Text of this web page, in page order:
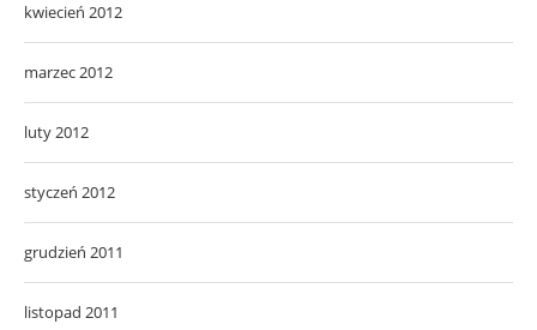
kwiecień 2012
marzec 2012
luty 2012
styczeń 2012
grudzień 2011
listopad 2011